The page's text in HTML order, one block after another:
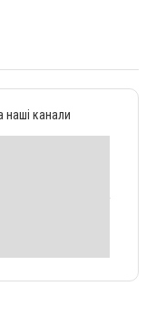
наші канали